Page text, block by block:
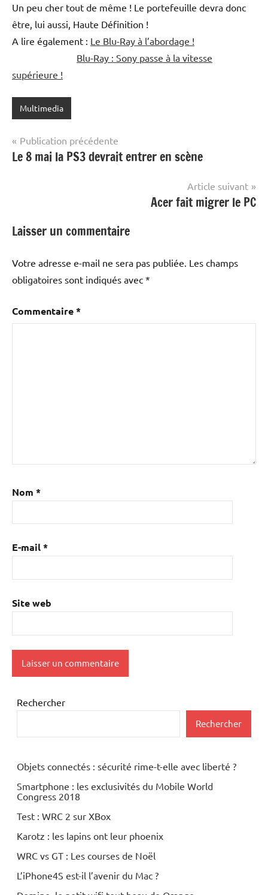
Un peu cher tout de même ! Le portefeuille devra donc
être, lui aussi, Haute Définition !
A lire également : Le Blu-Ray à l’abordage !
Blu-Ray : Sony passe à la vitesse
supérieure !
Multimedia
Navigation
de
Publication précédente
Le 8 mai la PS3 devrait entrer en scène
Article suivant
Acer fait migrer le PC
Laisser un commentaire
Votre adresse e-mail ne sera pas publiée. Les champs
obligatoires sont indiqués avec *
Commentaire*
Nom *
E-mail*
Site web
Rechercher
Rechercher
Objets connectés : sécurité rime-t-elle avec liberté ?
Smartphone : les exclusivités du Mobile World
Congress 2018
Test : WRC 2 sur XBox
Karotz : les lapins ont leur phoenix
WRC vs GT : Les courses de Noël
L’iPhone4S est-il l’avenir du Mac ?